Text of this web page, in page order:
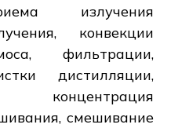
излучения
конвекции
фильтрации,
дистилляции,
смешивание